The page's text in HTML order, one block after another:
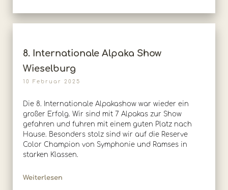
8. Internationale Alpaka Show
Wieselburg
10 Februar 2025
Die 8. Internationale Alpakashow war wieder ein
großer Erfolg. Wir sind mit 7 Alpakas zur Show
gefahren und fuhren mit einem guten Platz nach
Hause. Besonders stolz sind wir auf die Reserve
Color Champion von Symphonie und Ramses in
starken Klassen.
Weiterlesen